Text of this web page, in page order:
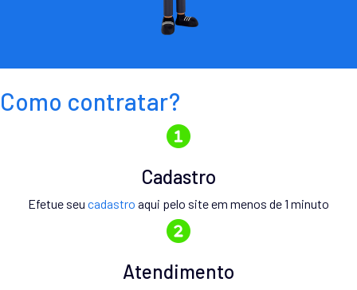
Como contratar?
Cadastro
Efetue seu cadastro aqui pelo site em menos de 1 minuto
Atendimento